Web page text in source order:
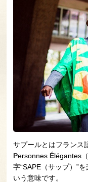
サプールとはフランス
Personnes Élégantes
字“SAPE（サップ）”
いう意味です。